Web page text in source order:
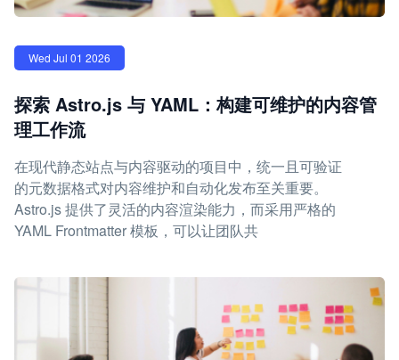
Wed Jul 01 2026
探索 Astro.js 与 YAML：构建可维护的内容管
理工作流
在现代静态站点与内容驱动的项目中，统一且可验证
的元数据格式对内容维护和自动化发布至关重要。
Astro.js 提供了灵活的内容渲染能力，而采用严格的
YAML Frontmatter 模板，可以让团队共